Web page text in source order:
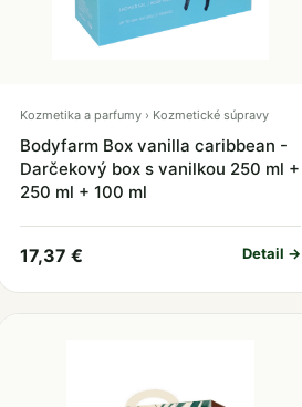
Kozmetika a parfumy › Kozmetické súpravy
Bodyfarm Box vanilla caribbean -
Darčekový box s vanilkou 250 ml +
250 ml + 100 ml
17,37 € Detail →